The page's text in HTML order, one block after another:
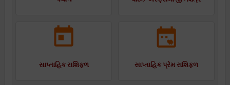
સાપ્તાહિક રાશિફળ સાપ્તાહિક પ્રેમ રાશિફળ